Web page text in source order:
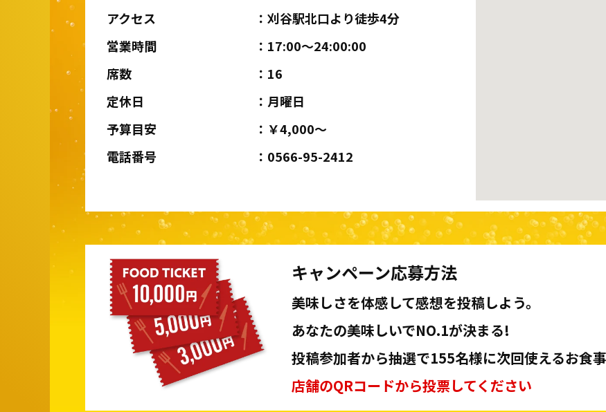
アクセス
刈谷駅北口より徒歩4分
営業時間
17:00〜24:00:00
席数
16
定休日
月曜日
予算目安
￥4,000～
電話番号
0566-95-2412
キャンペーン応募方法
美味しさを体感して感想を投稿しよう。
あなたの美味しいでNO.1が決まる!
投稿参加者から抽選で155名様に次回使えるお食
店舗のQRコードから投票してください